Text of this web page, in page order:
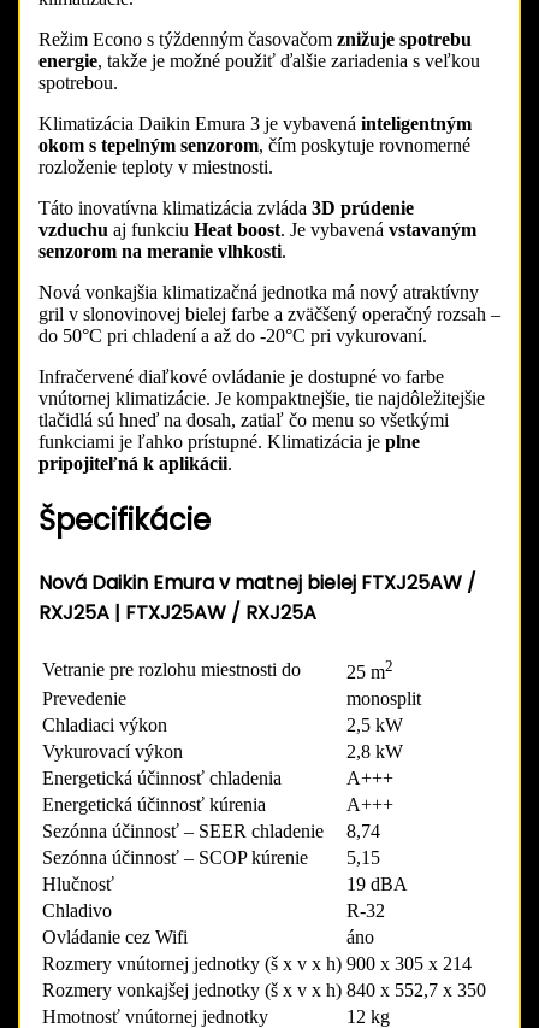
Režim Econo s týždenným časovačom znižuje spotrebu
energie, takže je možné použiť ďalšie zariadenia s veľkou
spotrebou.
Klimatizácia Daikin Emura 3 je vybavená inteligentným
okom s tepelným senzorom, čím poskytuje rovnomerné
rozloženie teploty v miestnosti.
Táto inovatívna klimatizácia zvláda 3D prúdenie
vzduchu aj funkciu Heat boost. Je vybavená vstavaným
senzorom na meranie vlhkosti.
Nová vonkajšia klimatizačná jednotka má nový atraktívny
gril v slonovinovej bielej farbe a zväčšený operačný rozsah –
do 50°C pri chladení a až do -20°C pri vykurovaní.
Infračervené diaľkové ovládanie je dostupné vo farbe
vnútornej klimatizácie. Je kompaktnejšie, tie najdôležitejšie
tlačidlá sú hneď na dosah, zatiaľ čo menu so všetkými
funkciami je ľahko prístupné. Klimatizácia je plne
pripojiteľná k aplikácii.
Špecifikácie
Nová Daikin Emura v matnej bielej FTXJ25AW /
RXJ25A | FTXJ25AW / RXJ25A
Vetranie pre rozlohu miestnosti do 25 m2
Prevedenie
monosplit
Chladiaci výkon
2,5 kW
Vykurovací výkon
2,8 kW
Energetická účinnosť chladenia
A+++
Energetická účinnosť kúrenia
A+++
Sezónna účinnosť – SEER chladenie
8,74
Sezónna účinnosť – SCOP kúrenie
5,15
Hlučnosť
19 dBA
Chladivo
R-32
Ovládanie cez Wifi
áno
Rozmery vnútornej jednotky (š x v x h) 900 x 305 x 214
Rozmery vonkajšej jednotky (š x v x h) 840 x 552,7 x 350
Hmotnosť vnútornej jednotky
12 kg